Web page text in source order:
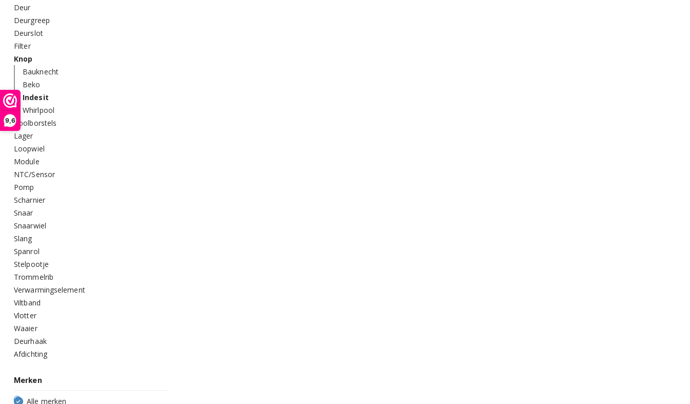
9,6
Deur
Deurgreep
Deurslot
Filter
Knop
Bauknecht
Beko
Indesit
Whirlpool
Koolborstels
Lager
Loopwiel
Module
NTC/Sensor
Pomp
Scharnier
Snaar
Snaarwiel
Slang
Spanrol
Stelpootje
Trommelrib
Verwarmingselement
Viltband
Vlotter
Waaier
Deurhaak
Afdichting
Merken
Alle merken